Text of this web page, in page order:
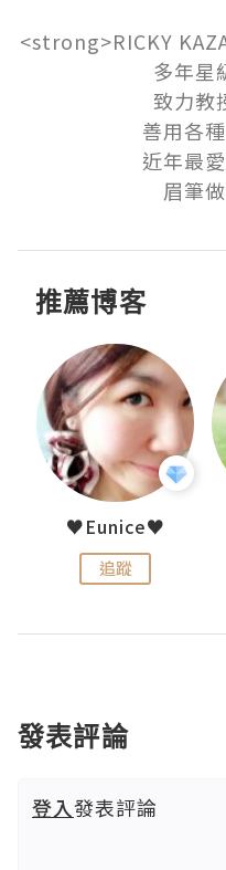
<strong>RICKY
多年星
致力教
善用各
近年最
推薦博客
♥Eunice♥
追蹤
發表評論
登入發表評論